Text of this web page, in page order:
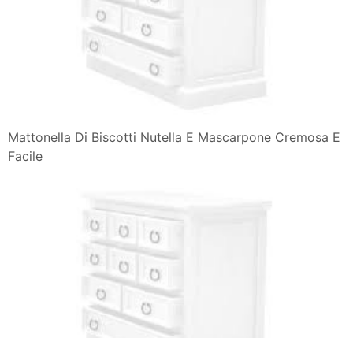
Mattonella Di Biscotti Nutella E Mascarpone Cremosa E
Facile